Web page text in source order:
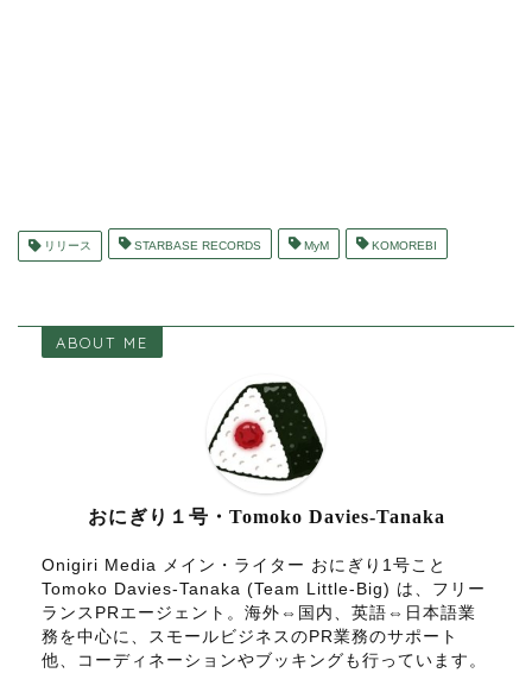
リリース STARBASE RECORDS MyM KOMOREBI
ABOUT ME
おにぎり１号・Tomoko Davies-Tanaka
Onigiri Media メイン・ライター おにぎり1号こと
Tomoko Davies-Tanaka (Team Little-Big) は、フリー
ランスPRエージェント。海外⇔国内、英語⇔日本語業
務を中心に、スモールビジネスのPR業務のサポート
他、コーディネーションやブッキングも行っています。